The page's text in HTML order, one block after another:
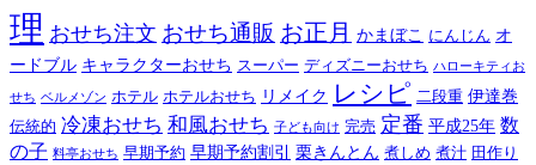
理 おせち注文 おせち通販 お正月 かまぼこ にんじん オ
ードブル キャラクターおせち スーパー ディズニーおせち ハローキティお
せち ベルメゾン ホテル ホテルおせち リメイク レシピ 二段重 伊達巻
伝統的 冷凍おせち 和風おせち 子ども向け 完売 定番 平成25年 数
の子 料亭おせち 早期予約 早期予約割引 栗きんとん 煮しめ 煮汁 田作り